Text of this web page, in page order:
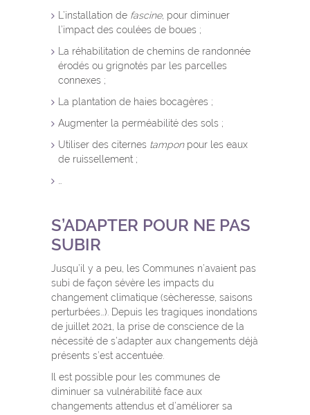
L’installation de fascine, pour diminuer
l’impact des coulées de boues ;
La réhabilitation de chemins de randonnée
érodés ou grignotés par les parcelles
connexes ;
La plantation de haies bocagères ;
Augmenter la perméabilité des sols ;
Utiliser des citernes tamponpour les eaux
de ruissellement ;
S’ADAPTER POUR NE PAS
SUBIR
Jusqu’il y a peu, les Communes n’avaient pas
subi de façon sévère les impacts du
changement climatique (sècheresse, saisons
perturbées…). Depuis les tragiques inondations
de juillet 2021, la prise de conscience de la
nécessité de s’adapter aux changements déjà
présents s’est accentuée.
Il est possible pour les communes de
diminuer sa vulnérabilité face aux
changements attendus et d’améliorer sa